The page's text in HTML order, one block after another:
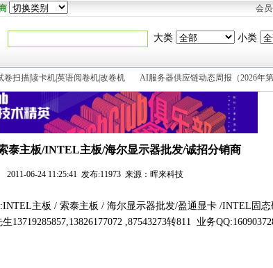
会
大类 小类
卷扫描|读卡机|英语阅卷机|改卷机 AI服务器供应链动态周报（2026年第
泰主板/INTEL主板/海尔显示器批发/诚招分销商
2011-06-24 11:25:41 发布:11973 来源：晖来科技
主板 / 索泰主板 / 海尔显示器批发/盈通显卡 /INTEL固态
13719285857,13826177072 ,87543273转811 业务